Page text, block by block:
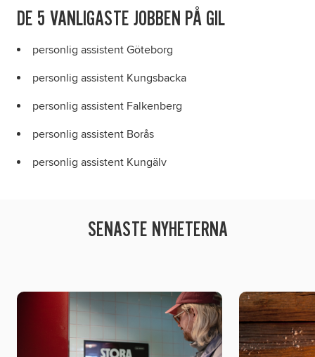
DE 5 VANLIGASTE JOBBEN PÅ GIL
personlig assistent Göteborg
personlig assistent Kungsbacka
personlig assistent Falkenberg
personlig assistent Borås
personlig assistent Kungälv
SENASTE NYHETERNA